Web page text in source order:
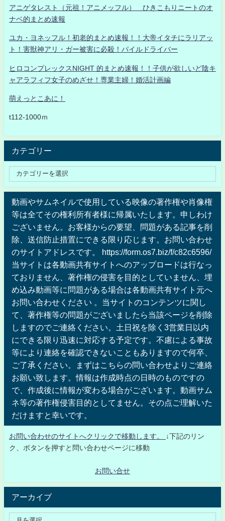
アニゲタレスト（元祖！アニメッフル） ひきこもりニートのオ
ナベ的まとめ速報
ユカ・ヨネッフル！初老的まとめ速報！！大帝イタチにラリアッ
ト！害獣神アリ・ガー被害に必殺！パイルドライバー
ヒロコンプレックスNIGHT 的まとめ速報！！子供が欲しいど陰キ
ャアラフィフ女子のめざせ！専業主婦！婚活計画編
萌えっとこあに！
t112-1000ｍ
カテゴリー
動画やサムネイルで使用している映像の著作権や肖像権
等は全てその権利所有者様に帰属いたします。申しわけ
ございません。お客様からの要望、問題がある記事を削
除、送信防止措置にできる限り応じます。お問い合わせ
のサイトアドレスです。 https://form.os7.biz/f/c82c6596/
当サイトは各動画共有サイトへのアップロードは行なっ
ておりません、著作権の侵害を目的としていません、埋
め込み動画等に問題がある場合は各動画共有サイト元へ
お問い合わせください 。当サイトのコンテンツに関し
て、著作権等の問題がございましたら当該ページを削除
しますのでご連絡ください。土日祝を除く3営業日以内
にできる限り迅速に対応する予定です。不慮による事故
等により連絡を確認できないこともありますので何卒、
ご了承ください。まずはこちらの問い合わせよりご連絡
お願い致します。情報は作成時点の日時のものですの
で、作成後に情報が変わる場合がございます。動画サム
ネ等の著作権侵害目的としてません。その点ご理解いた
だけますと幸いです。
お問い合わせのサイトへクリックで移動します。
↓下記のリン
ク、ボタンを押すと問い合わせページに移動
お問い合せ
アーカイブ